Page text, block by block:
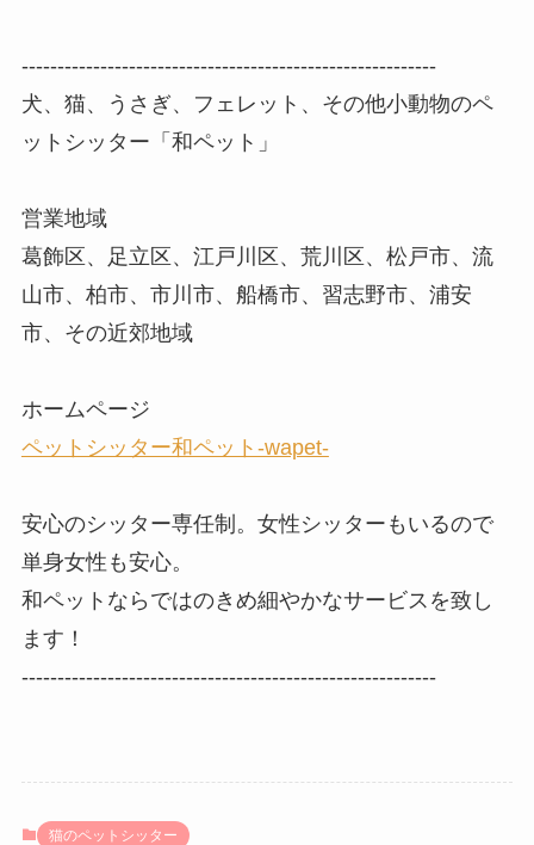
----------------------------------------------------------
犬、猫、うさぎ、フェレット、その他小動物のペ
ットシッター「和ペット」
営業地域
葛飾区、足立区、江戸川区、荒川区、松戸市、流
山市、柏市、市川市、船橋市、習志野市、浦安
市、その近郊地域
ホームページ
ペットシッター和ペット-wapet-
安心のシッター専任制。女性シッターもいるので
単身女性も安心。
和ペットならではのきめ細やかなサービスを致し
ます！
----------------------------------------------------------
猫のペットシッター